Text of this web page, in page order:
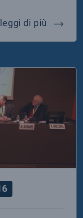
leggi di più i